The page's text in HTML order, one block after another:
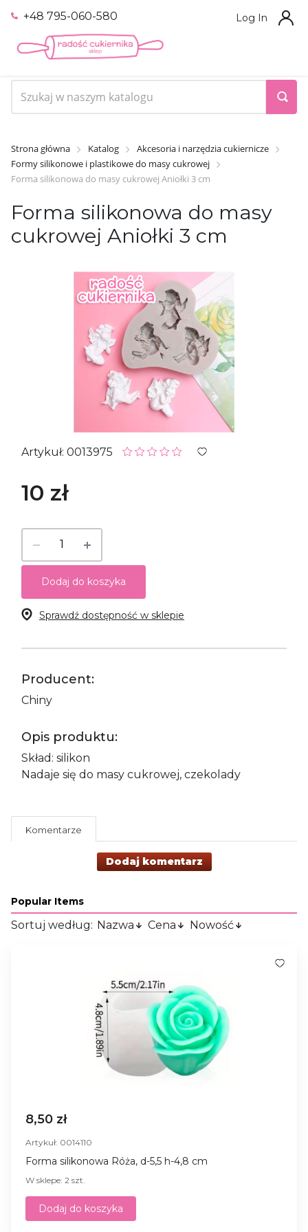
+48 795-060-580 Log In
Strona główna Katalog
Akcesoria i narzędzia cukiernicze
Formy silikonowe i plastikowe do masy cukrowej
Forma silikonowa do masy cukrowej Aniołki 3 cm
Forma silikonowa do masy
cukrowej Aniołki 3 cm
Artykuł: 0013975
10 zł
Dodaj do koszyka
Sprawdź dostępność w sklepie
Producent:
Chiny
Opis produktu:
Skład: silikon
Nadaje się do masy cukrowej, czekolady
Komentarze
Dodaj komentarz
Popular Items
Sortuj według: Nazwa Cena Nowość
8,50 zł
Artykuł: 0014110
Forma silikonowa Róża, d-5,5 h-4,8 cm
W sklepe: 2 szt.
Dodaj do koszyka